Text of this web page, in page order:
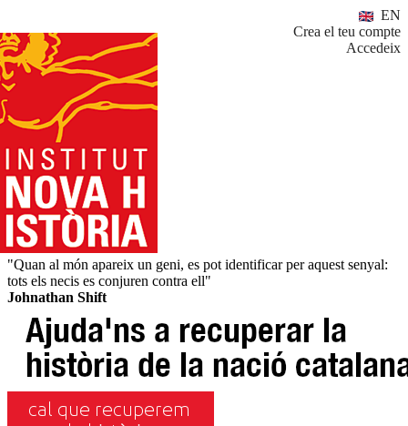
EN
Crea el teu compte
Accedeix
"Quan al món apareix un geni, es pot identificar per aquest senyal:
tots els necis es conjuren contra ell"
Johnathan Shift